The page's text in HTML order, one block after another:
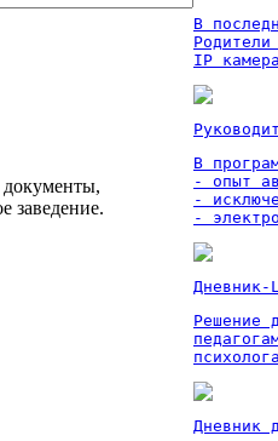
документы,
заведение.
В
IP
В
- опыт
-
-
Дневник-
Решение
Дневник